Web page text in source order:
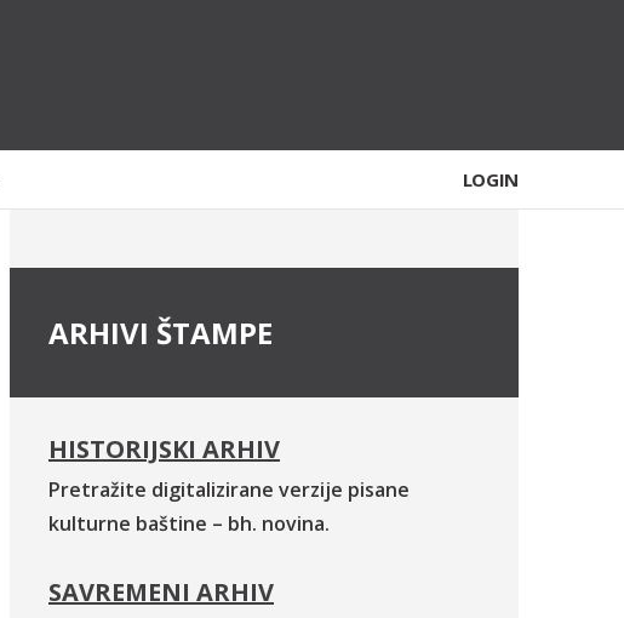
LOGIN
ARHIVI ŠTAMPE
HISTORIJSKI ARHIV
Pretražite digitalizirane verzije pisane
kulturne baštine – bh. novina.
SAVREMENI ARHIV